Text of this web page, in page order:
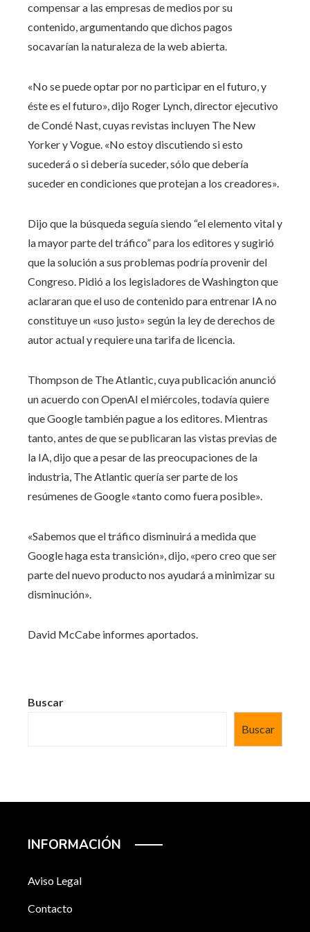
compensar a las empresas de medios por su
contenido, argumentando que dichos pagos
socavarían la naturaleza de la web abierta.
«No se puede optar por no participar en el futuro, y
éste es el futuro», dijo Roger Lynch, director ejecutivo
de Condé Nast, cuyas revistas incluyen The New
Yorker y Vogue. «No estoy discutiendo si esto
sucederá o si debería suceder, sólo que debería
suceder en condiciones que protejan a los creadores».
Dijo que la búsqueda seguía siendo “el elemento vital y
la mayor parte del tráfico” para los editores y sugirió
que la solución a sus problemas podría provenir del
Congreso. Pidió a los legisladores de Washington que
aclararan que el uso de contenido para entrenar IA no
constituye un «uso justo» según la ley de derechos de
autor actual y requiere una tarifa de licencia.
Thompson de The Atlantic, cuya publicación anunció
un acuerdo con OpenAI el miércoles, todavía quiere
que Google también pague a los editores. Mientras
tanto, antes de que se publicaran las vistas previas de
la IA, dijo que a pesar de las preocupaciones de la
industria, The Atlantic quería ser parte de los
resúmenes de Google «tanto como fuera posible».
«Sabemos que el tráfico disminuirá a medida que
Google haga esta transición», dijo, «pero creo que ser
parte del nuevo producto nos ayudará a minimizar su
disminución».
David McCabe informes aportados.
Buscar
Buscar
INFORMACIÓN
Aviso Legal
Contacto